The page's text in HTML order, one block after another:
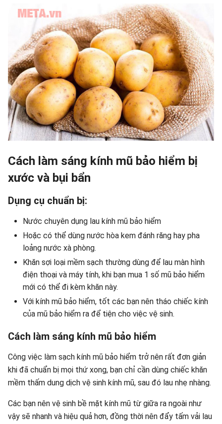
Cách làm sáng kính mũ bảo hiểm bị
xước và bụi bẩn
Dụng cụ chuẩn bị:
Nước chuyên dụng lau kính mũ bảo hiểm
Hoặc có thể dùng nước hòa kem đánh răng hay pha
loảng nước xà phòng.
Khăn sợi loại mềm sạch thường dùng để lau màn hình
điện thoại và máy tính, khi bạn mua 1 số mũ bảo hiểm
mới có thể đi kèm khăn này.
Với kính mũ bảo hiểm, tốt các bạn nên tháo chiếc kính
của mũ bảo hiểm ra để tiện cho việc vệ sinh.
Cách làm sáng kính mũ bảo hiểm
Công việc làm sạch kính mũ bảo hiểm trở nên rất đơn giản
khi đã chuẩn bị mọi thứ xong, bạn chỉ cần dùng chiếc khăn
mềm thấm dung dịch vệ sinh kính mũ, sau đó lau nhẹ nhàng.
Các bạn nên vệ sinh bề mặt kính mũ từ giữa ra ngoài như
vậy sẽ nhanh và hiệu quả hơn, đồng thời nên đẩy tấm vải lau